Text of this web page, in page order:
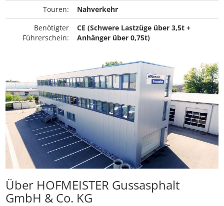
Touren:
Nahverkehr
Benötigter
Führerschein:
CE (Schwere Lastzüge über 3,5t +
Anhänger über 0,75t)
Über HOFMEISTER Gussasphalt
GmbH & Co. KG